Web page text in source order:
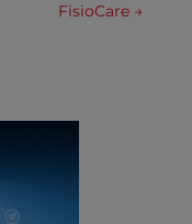
FisioCare →